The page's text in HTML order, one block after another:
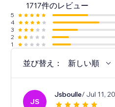
1717件のレビュー
5
4
3
2
1
並び替え： 新しい順
JS
Jsboulle/ Jul 11,